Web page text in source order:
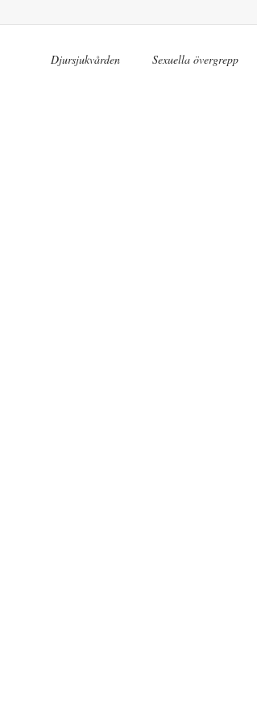
Djursjukvården Sexuella övergrepp